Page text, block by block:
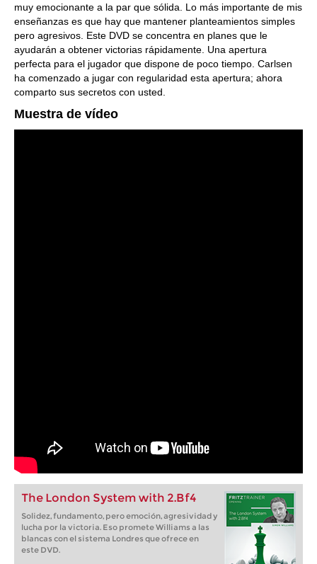
muy emocionante a la par que sólida. Lo más importante de mis
enseñanzas es que hay que mantener planteamientos simples
pero agresivos. Este DVD se concentra en planes que le
ayudarán a obtener victorias rápidamente. Una apertura
perfecta para el jugador que dispone de poco tiempo. Carlsen
ha comenzado a jugar con regularidad esta apertura; ahora
comparto sus secretos con usted.
Muestra de vídeo
The London System with 2.Bf4
Solidez, fundamento, pero emoción, agresividad y
lucha por la victoria. Eso promete Williams a las
blancas con el sistema Londres que ofrece en
este DVD.